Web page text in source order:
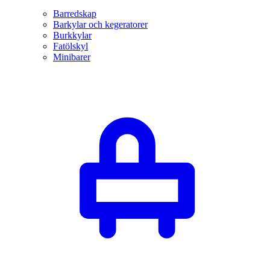
Barredskap
Barkylar och kegeratorer
Burkkylar
Fatölskyl
Minibarer